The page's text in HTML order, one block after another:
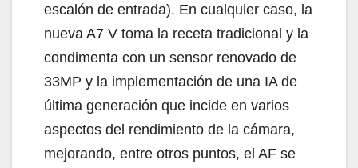
escalón de entrada). En cualquier caso, la
nueva A7 V toma la receta tradicional y la
condimenta con un sensor renovado de
33MP y la implementación de una IA de
última generación que incide en varios
aspectos del rendimiento de la cámara,
mejorando, entre otros puntos, el AF se